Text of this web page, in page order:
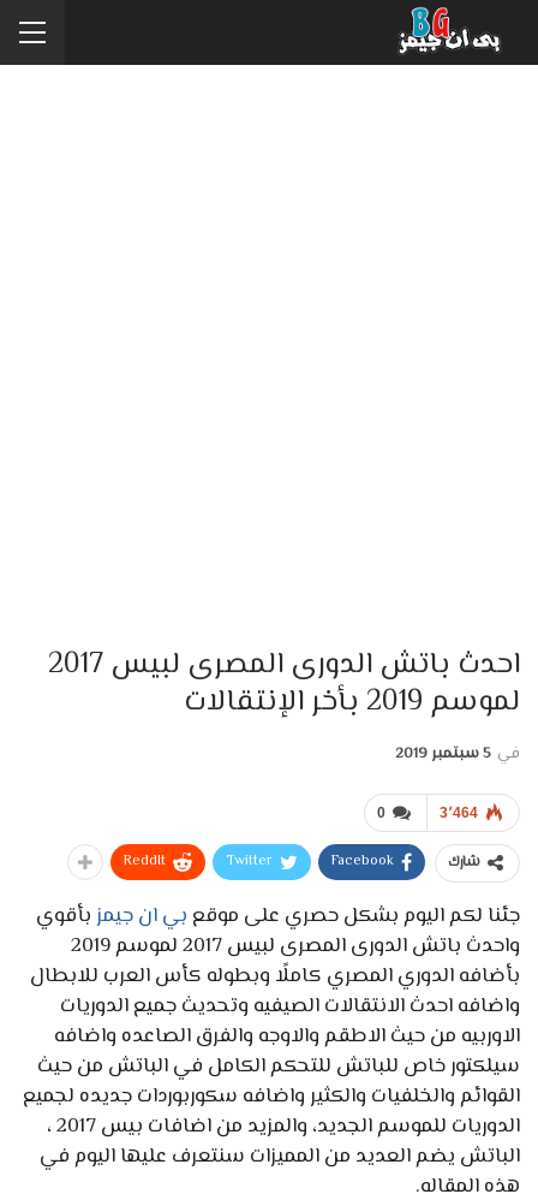
احدث باتش الدورى المصرى لبيس 2017
لموسم 2019 بأخر الإنتقالات
في 5 سبتمبر 2019
0 3٬464
شارك Facebook
Twitter
ReddIt
جئنا لكم اليوم بشكل حصري على موقع بي ان جيمز بأقوي
واحدث باتش الدورى المصرى لبيس 2017 لموسم 2019
بأضافه الدوري المصري كاملًا وبطوله كأس العرب للابطال
واضافه احدث الانتقالات الصيفيه وتحديث جميع الدوريات
الاوربيه من حيث الاطقم والاوجه والفرق الصاعده واضافه
سيلكتور خاص للباتش للتحكم الكامل في الباتش من حيث
القوائم والخلفيات والكثير واضافه سكوربوردات جديده لجميع
الدوريات للموسم الجديد، والمزيد من اضافات بيس 2017 ،
الباتش يضم العديد من المميزات سنتعرف عليها اليوم في
هذه المقاله.